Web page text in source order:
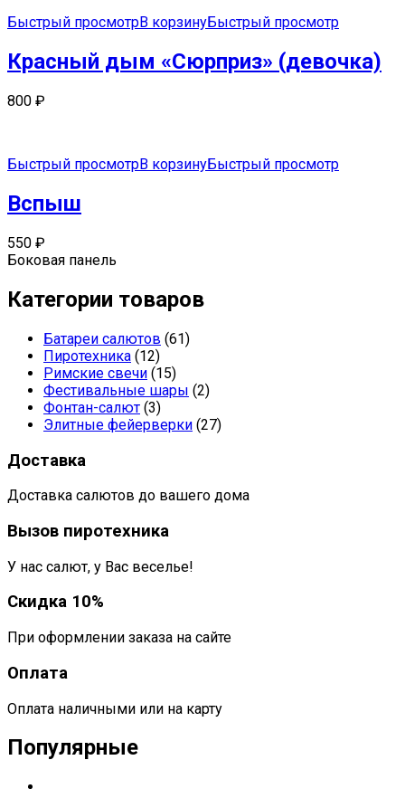
Быстрый просмотрВ корзинуБыстрый просмотр
Красный дым «Сюрприз» (девочка)
800 ₽
Быстрый просмотрВ корзинуБыстрый просмотр
Вспыш
550 ₽
Боковая панель
Категории товаров
Батареи салютов (61)
Пиротехника (12)
Римские свечи (15)
Фестивальные шары (2)
Фонтан-салют (3)
Элитные фейерверки (27)
Доставка
Доставка салютов до вашего дома
Вызов пиротехника
У нас салют, у Вас веселье!
Скидка 10%
При оформлении заказа на сайте
Оплата
Оплата наличными или на карту
Популярные